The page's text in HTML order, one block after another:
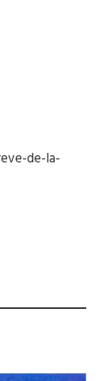
de-la-